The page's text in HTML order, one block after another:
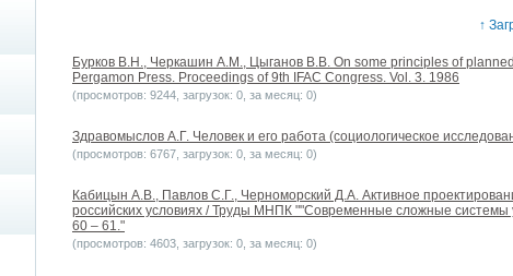
↑
Бурков B.H., Черкашин А.М., Цыганов В.В. On some principles of
Pergamon Press. Proceedings of 9th IFAC Congress. Vol. 3. 1986
(просмотров: 9244, загрузок: 0, за месяц: 0)
Здравомыслов А.Г. Человек и его работа (социологическое
(просмотров: 6767, загрузок: 0, за месяц: 0)
Кабицын А.В., Павлов С.Г., Черноморский Д.А. Активное
российских условиях / Труды МНПК ""Современные сложные системы
60 – 61."
(просмотров: 4603, загрузок: 0, за месяц: 0)